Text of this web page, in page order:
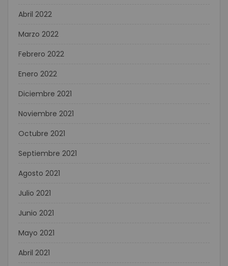
Abril 2022
Marzo 2022
Febrero 2022
Enero 2022
Diciembre 2021
Noviembre 2021
Octubre 2021
Septiembre 2021
Agosto 2021
Julio 2021
Junio 2021
Mayo 2021
Abril 2021